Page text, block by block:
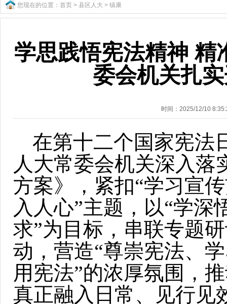
您现在的位置： 首页 > 县区人大 > 镇康
学思践悟宪法精神
委会机关扎
时间：2025/12/10
在第十二个国家宪法
人大常委会机关深入落
方案》，紧扣“学习宣
入人心”主题，以“学深
求”为目标，串联专题
动，营造“尊崇宪法、
用宪法”的浓厚氛围，
真正融入日常、见行见